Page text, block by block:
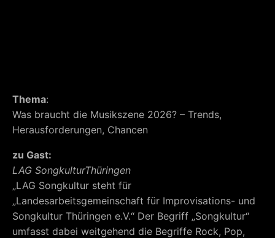
Thema:
Was braucht die Musikszene 2026? – Trends,
Herausforderungen, Chancen
zu Gast:
LAG SongkulturThüringen
„LAG Songkultur steht für
„Landesarbeitsgemeinschaft für Improvisations- und
Songkultur Thüringen e.V.“ Der Begriff „Songkultur“
umfasst dabei weitgehend die Begriffe Rock, Pop,